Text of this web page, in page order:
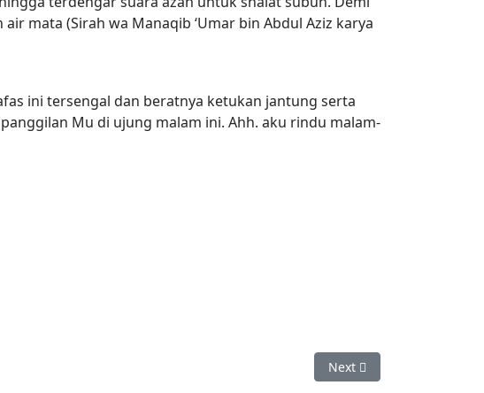
mata (Sirah wa Manaqib ‘Umar bin Abdul Aziz karya
ini tersengal dan beratnya ketukan jantung serta
Mu di ujung malam ini. Ahh. aku rindu malam-
Next article: Hukum
Next